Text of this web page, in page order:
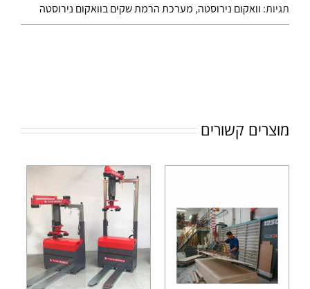
תגיות: וואקום נירוסטה, מערכת הרמת שקים בוואקום נירוסטה
מוצרים קשורים